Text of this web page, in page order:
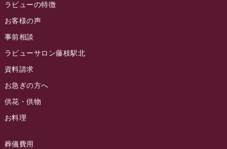
ラビューの特徴
お客様の声
事前相談
ラビューサロン藤枝駅北
資料請求
お急ぎの方へ
供花・供物
お料理
葬儀費用